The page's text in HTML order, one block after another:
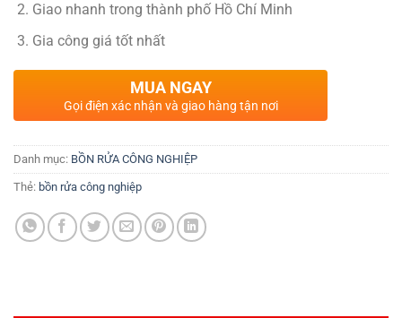
Giao nhanh trong thành phố Hồ Chí Minh
Gia công giá tốt nhất
MUA NGAY
Gọi điện xác nhận và giao hàng tận nơi
Danh mục: BỒN RỬA CÔNG NGHIỆP
Thẻ: bồn rửa công nghiệp